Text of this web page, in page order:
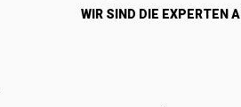
WIR SIND DIE EXPERTEN